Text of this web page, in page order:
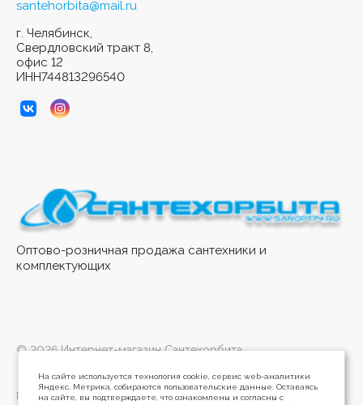
Оптово-розничная продажа сантехники и
комплектующих
santehorbita@mail.ru
г. Челябинск,
Свердловский тракт 8,
офис 12
ИНН744813296540
© 2026 Интернет-магазин Сантехорбита
Политика конфиденциальности
На сайте используется технология cookie, сервис web-аналитики
Яндекс. Метрика, собираются пользовательские данные. Оставаясь
на сайте, вы подтверждаете, что ознакомлены и согласны с